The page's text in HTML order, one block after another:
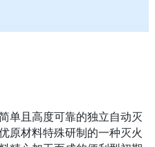
单且高度可靠的独立自动灭
原材料特殊研制的一种灭火